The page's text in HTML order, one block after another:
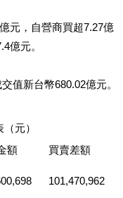
元，自營商買超7.27億
億元。
值新台幣680.02億元。
元）
額
買賣差額
101,470,962